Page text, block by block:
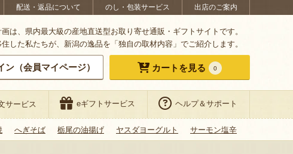
配送・返品について のし・包装サービス 出店のご案内
は、県内最大級の産地直送型お取り寄せ通販・ギフトサイトです。
した私たちが、新潟の逸品を「独自の取材内容」でご紹介します。
ン（会員マイページ） カートを見る 0
サービス eギフトサービス ヘルプ＆サポート
へぎそば 栃尾の油揚げ ヤスダヨーグルト サーモン塩辛